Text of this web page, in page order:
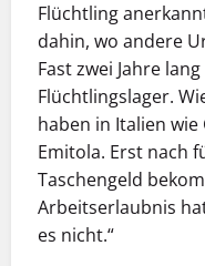
Flüchtling
dahin, wo andere
Fast zwei Jahre
Flüchtlingslager.
haben in Italien wie
Emitola. Erst nach
Taschengeld
Arbeitserlaubnis
es nicht.“